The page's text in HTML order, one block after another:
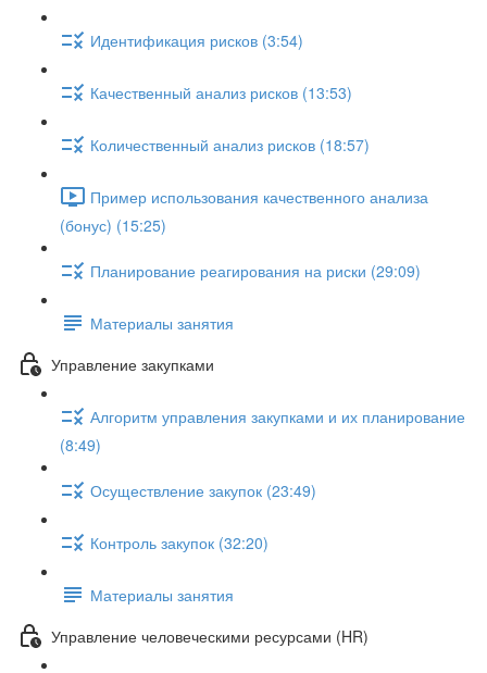
Идентификация рисков (3:54)
Качественный анализ рисков (13:53)
Количественный анализ рисков (18:57)
Пример использования качественного анализа
(бонус) (15:25)
Планирование реагирования на риски (29:09)
Материалы занятия
Управление закупками
Алгоритм управления закупками и их планирование
(8:49)
Осуществление закупок (23:49)
Контроль закупок (32:20)
Материалы занятия
Управление человеческими ресурсами (HR)